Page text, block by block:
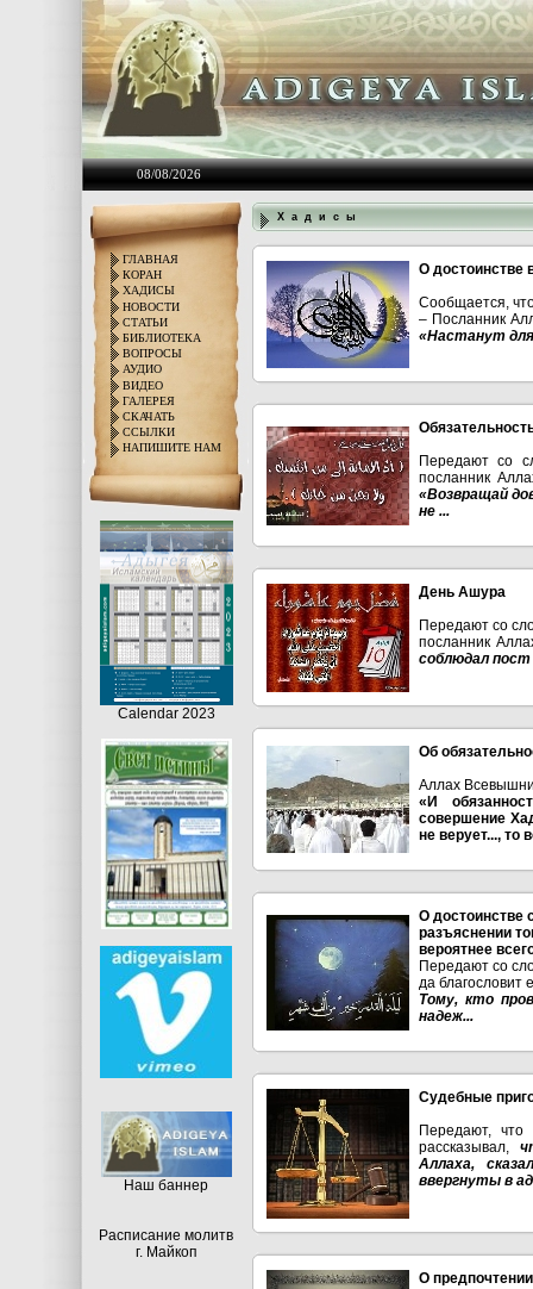
08/08/2026
ГЛАВНАЯ
КОРАН
ХАДИСЫ
НОВОСТИ
СТАТЬИ
БИБЛИОТЕКА
ВОПРОСЫ
АУДИО
ВИДЕО
ГАЛЕРЕЯ
СКАЧАТЬ
ССЫЛКИ
НАПИШИТЕ НАМ
Calendar 2023
Hаш баннер
Расписание молитв
г. Майкоп
Х а д и с ы
О достоинстве
Сообщается,
– Посланник
«Настанут для
Передают со
посланник
«Возвращай
не ...
День Ашура
Передают со
посланник
соблюдал
Об
Аллах
«И
совершение
не верует..., то
О достоинстве
разъяснении
вероятнее
Передают со
да благословит
Тому, кто
надеж...
Судебные
Передают,
рассказывал,
Аллаха,
ввергнуты в
О